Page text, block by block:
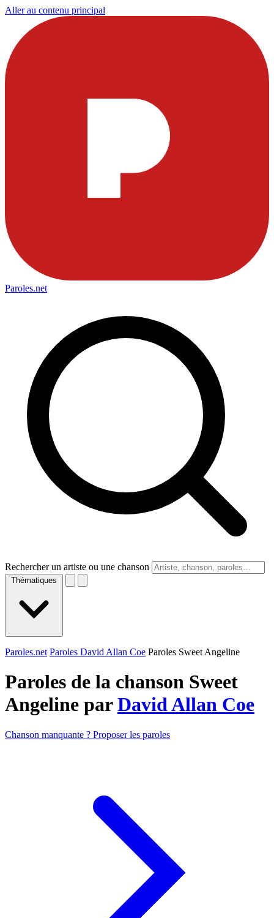
Aller au contenu principal
Paroles.net
Rechercher un artiste ou une chanson
Thématiques
Paroles.net Paroles David Allan Coe Paroles Sweet Angeline
Paroles de la chanson Sweet
Angeline parDavid Allan Coe
Chanson manquante ? Proposer les paroles